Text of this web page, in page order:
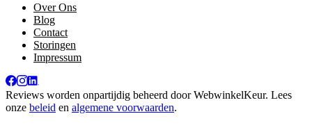
Over Ons
Blog
Contact
Storingen
Impressum
Reviews worden onpartijdig beheerd doorWebwinkelKeur. Lees
onze beleid en algemene voorwaarden.